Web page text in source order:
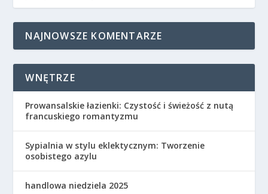
NAJNOWSZE KOMENTARZE
WNĘTRZE
Prowansalskie łazienki: Czystość i świeżość z nutą
francuskiego romantyzmu
Sypialnia w stylu eklektycznym: Tworzenie
osobistego azylu
handlowa niedziela 2025